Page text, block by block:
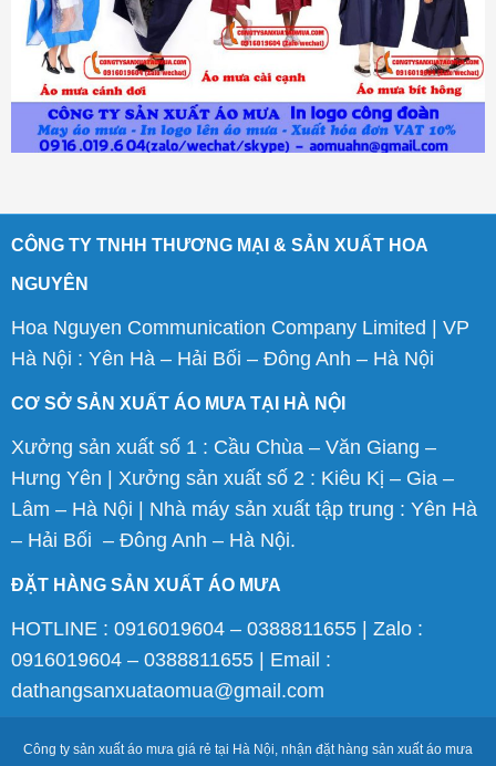
CÔNG TY TNHH THƯƠNG MẠI & SẢN XUẤT HOA
NGUYÊN
Hoa Nguyen Communication Company Limited | VP
Hà Nội : Yên Hà – Hải Bối – Đông Anh – Hà Nội
CƠ SỞ SẢN XUẤT ÁO MƯA TẠI HÀ NỘI
Xưởng sản xuất số 1 : Cầu Chùa – Văn Giang –
Hưng Yên | Xưởng sản xuất số 2 : Kiêu Kị – Gia –
Lâm – Hà Nội | Nhà máy sản xuất tập trung : Yên Hà
– Hải Bối – Đông Anh – Hà Nội.
ĐẶT HÀNG SẢN XUẤT ÁO MƯA
HOTLINE : 0916019604 – 0388811655 | Zalo :
0916019604 – 0388811655 | Email :
dathangsanxuataomua@gmail.com
Công ty sản xuất áo mưa giá rẻ tại Hà Nội, nhận đặt hàng sản xuất áo mưa